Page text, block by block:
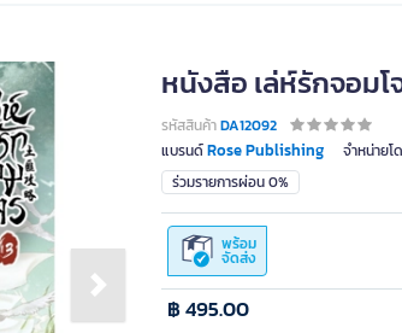
Next slide
หนังสือ เล่ห์รักจอม
รหัสสินค้าDA12092
แบรนด์Rose Publishing จำหน่ายโ
ร่วมรายการผ่อน 0%
พร้อม
จัดส่ง
฿ 495.00